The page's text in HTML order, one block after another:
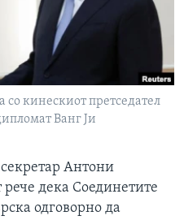
со кинескиот претседател
Ванг Ји
Антони
дека Соединетите
одговорно да